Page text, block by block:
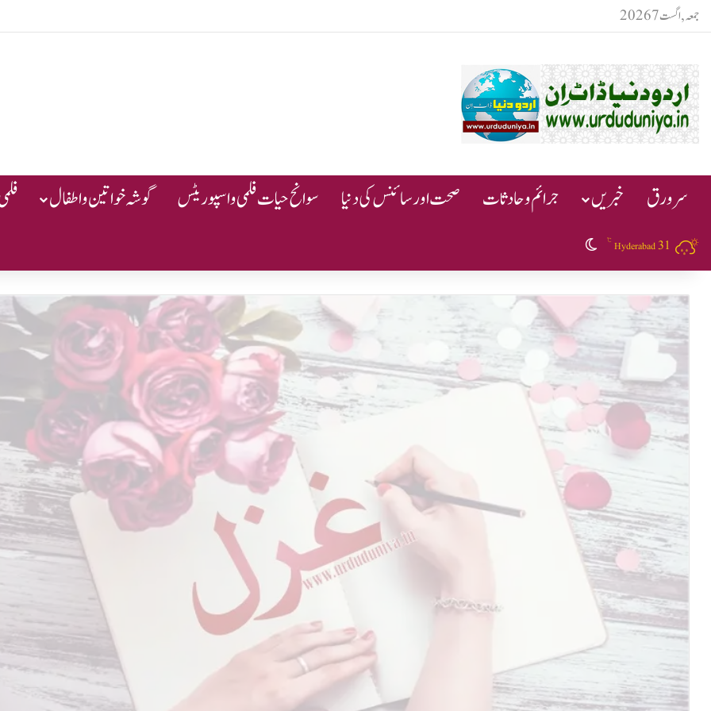
جمعہ, اگست 7 2026
سرورق خبریں جرائم و حادثات صحت اور سائنس کی دنیا سوانح حیات فلمی و اسپوریٹس گوشہ خواتین و اطفال
Hyderabad31
℃